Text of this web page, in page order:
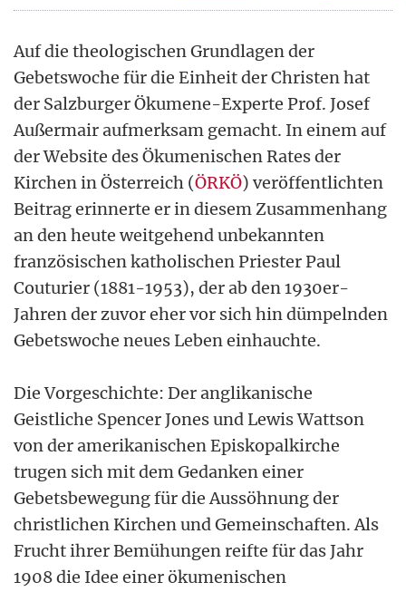
Auf die theologischen Grundlagen der
Gebetswoche für die Einheit der Christen hat
der Salzburger Ökumene-Experte Prof. Josef
Außermair aufmerksam gemacht. In einem auf
der Website des Ökumenischen Rates der
Kirchen in Österreich (ÖRKÖ) veröffentlichten
Beitrag erinnerte er in diesem Zusammenhang
an den heute weitgehend unbekannten
französischen katholischen Priester Paul
Couturier (1881-1953), der ab den 1930er-
Jahren der zuvor eher vor sich hin dümpelnden
Gebetswoche neues Leben einhauchte.
Die Vorgeschichte: Der anglikanische
Geistliche Spencer Jones und Lewis Wattson
von der amerikanischen Episkopalkirche
trugen sich mit dem Gedanken einer
Gebetsbewegung für die Aussöhnung der
christlichen Kirchen und Gemeinschaften. Als
Frucht ihrer Bemühungen reifte für das Jahr
1908 die Idee einer ökumenischen